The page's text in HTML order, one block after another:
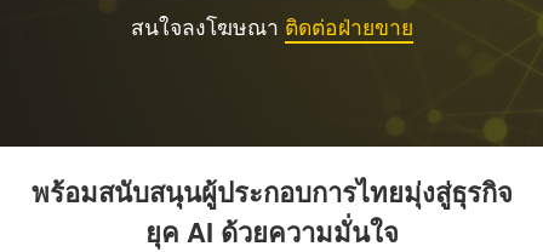
สนใจลงโฆษณา ติดต่อฝ่ายขาย
พร้อมสนับสนุนผู้ประกอบการไทยมุ่งสู่ธุรกิจ
ยุค AI ด้วยความมั่นใจ